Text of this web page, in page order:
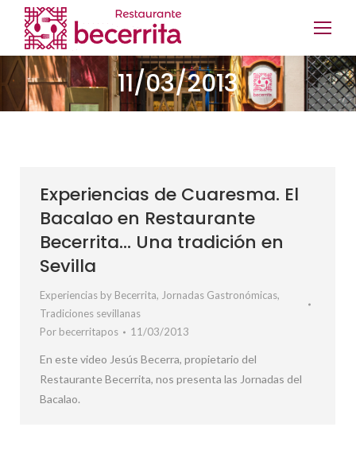
11/03/2013
Experiencias de Cuaresma. El
Bacalao en Restaurante
Becerrita… Una tradición en
Sevilla
Experiencias by Becerrita, Jornadas Gastronómicas,
Tradiciones sevillanas
Por becerritapos 11/03/2013
En este video Jesús Becerra, propietario del
Restaurante Becerrita, nos presenta las Jornadas del
Bacalao.